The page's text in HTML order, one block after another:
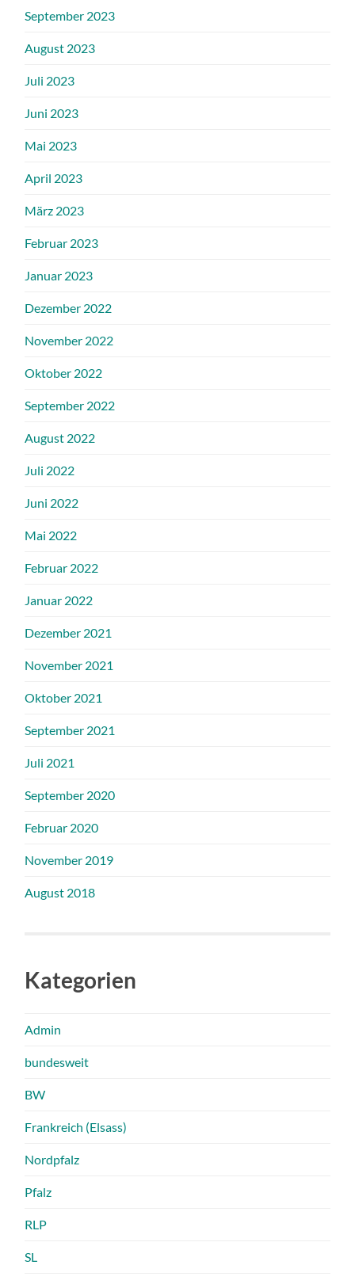
September 2023
August 2023
Juli 2023
Juni 2023
Mai 2023
April 2023
März 2023
Februar 2023
Januar 2023
Dezember 2022
November 2022
Oktober 2022
September 2022
August 2022
Juli 2022
Juni 2022
Mai 2022
Februar 2022
Januar 2022
Dezember 2021
November 2021
Oktober 2021
September 2021
Juli 2021
September 2020
Februar 2020
November 2019
August 2018
Kategorien
Admin
bundesweit
BW
Frankreich (Elsass)
Nordpfalz
Pfalz
RLP
SL